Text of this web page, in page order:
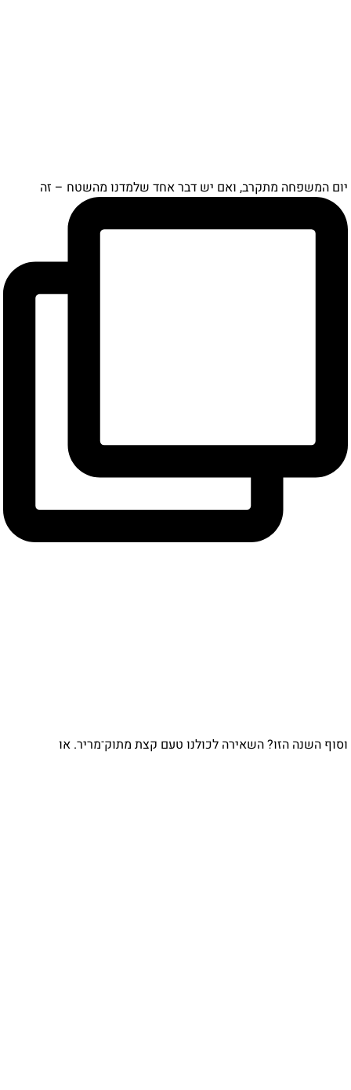
יום המשפחה מתקרב, ואם יש דבר אחד שלמדנו מהשטח – זה
וסוף השנה הזו? השאירה לכולנו טעם קצת מתוק־מריר. או